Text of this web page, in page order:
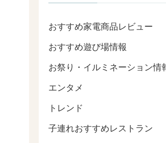
おすすめ家電商品レビュー
おすすめ遊び場情報
お祭り・イルミネーション情
エンタメ
トレンド
子連れおすすめレストラン